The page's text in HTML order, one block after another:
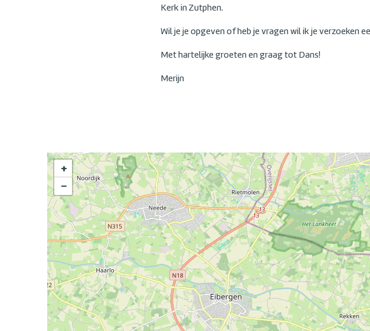
Kerk in Zutphen.
Wil je je opgeven of heb je vragen wil ik je verzoeken
Met hartelijke groeten en graag tot Dans!
Merijn
+
−